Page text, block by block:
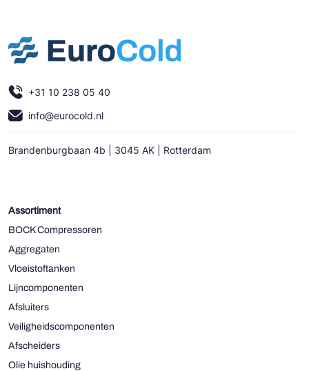
+31 10 238 05 40
info@eurocold.nl
Brandenburgbaan 4b | 3045 AK | Rotterdam
Assortiment
BOCK Compressoren
Aggregaten
Vloeistoftanken
Lijncomponenten
Afsluiters
Veiligheidscomponenten
Afscheiders
Olie huishouding